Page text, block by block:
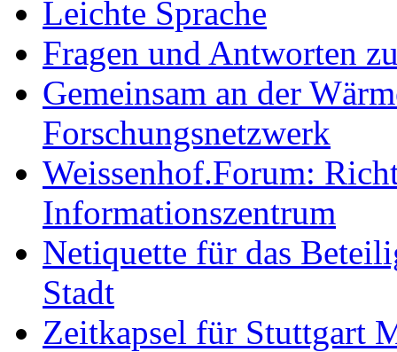
Leichte Sprache
Fragen und Antworten
Gemeinsam an der
Forschungsnetzwerk
Weissenhof.Forum:
Informationszentrum
Netiquette für das
Stadt
Zeitkapsel für Stuttgart